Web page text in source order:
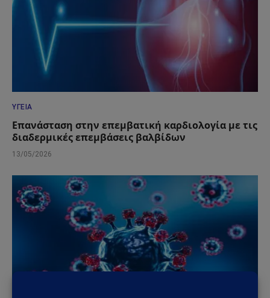
ΥΓΕΊΑ
Επανάσταση στην επεμβατική καρδιολογία με τις
διαδερμικές επεμβάσεις βαλβίδων
13/05/2026